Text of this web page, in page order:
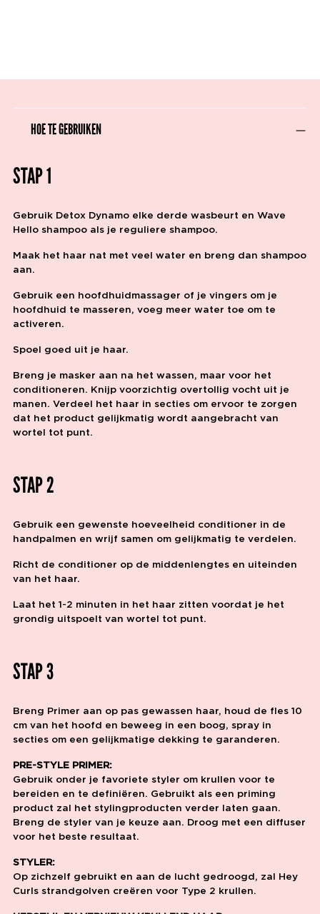
HOE TE GEBRUIKEN
STAP 1
Gebruik Detox Dynamo elke derde wasbeurt en Wave
Hello shampoo als je reguliere shampoo.
Maak het haar nat met veel water en breng dan shampoo
aan.
Gebruik een hoofdhuidmassager of je vingers om je
hoofdhuid te masseren, voeg meer water toe om te
activeren.
Spoel goed uit je haar.
Breng je masker aan na het wassen, maar voor het
conditioneren. Knijp voorzichtig overtollig vocht uit je
manen. Verdeel het haar in secties om ervoor te zorgen
dat het product gelijkmatig wordt aangebracht van
wortel tot punt.
STAP 2
Gebruik een gewenste hoeveelheid conditioner in de
handpalmen en wrijf samen om gelijkmatig te verdelen.
Richt de conditioner op de middenlengtes en uiteinden
van het haar.
Laat het 1-2 minuten in het haar zitten voordat je het
grondig uitspoelt van wortel tot punt.
STAP 3
Breng Primer aan op pas gewassen haar, houd de fles 10
cm van het hoofd en beweeg in een boog, spray in
secties om een gelijkmatige dekking te garanderen.
PRE-STYLE PRIMER:
Gebruik onder je favoriete styler om krullen voor te
bereiden en te definiëren. Gebruikt als een priming
product zal het stylingproducten verder laten gaan.
Breng de styler van je keuze aan. Droog met een diffuser
voor het beste resultaat.
STYLER:
Op zichzelf gebruikt en aan de lucht gedroogd, zal Hey
Curls strandgolven creëren voor Type 2 krullen.